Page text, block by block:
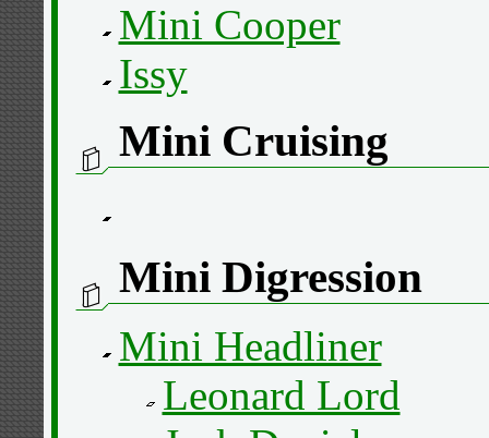
Mini Cooper
Issy
Mini Cruising
Mini Digression
Mini Headliner
Leonard Lord